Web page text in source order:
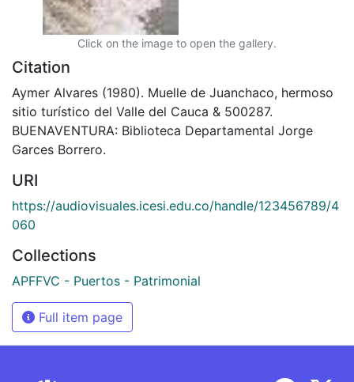
Click on the image to open the gallery.
Citation
Aymer Alvares (1980). Muelle de Juanchaco, hermoso
sitio turístico del Valle del Cauca & 500287.
BUENAVENTURA: Biblioteca Departamental Jorge
Garces Borrero.
URI
https://audiovisuales.icesi.edu.co/handle/123456789/4
060
Collections
APFFVC - Puertos - Patrimonial
Full item page